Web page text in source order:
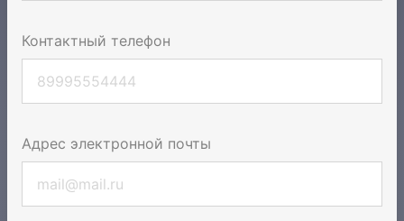
Контактный телефон
Адрес электронной почты